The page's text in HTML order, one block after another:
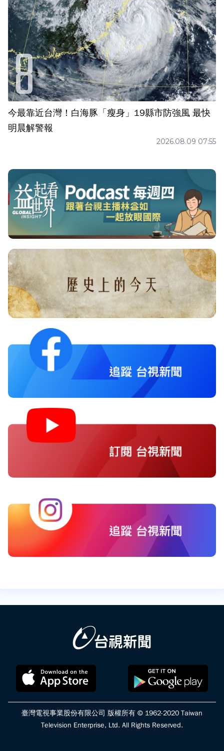
今最靠近台灣！白海豚「瘦身」19縣市防強風 最快
明晨解警報
2026.08.09 07:55
臺灣電視事業股份有限公司 版權所有 © 1962-2020 Taiwan
Television Enterprise, Ltd. All Rights Reserved.